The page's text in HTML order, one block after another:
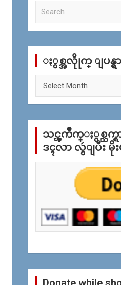
c
ႏွစ္အလိုုက္ ျပန္ရွ
က္
န္
သင္ၾကိဳက္ႏွစ္သက္
ဒၚလာ လွဴျပီး မို